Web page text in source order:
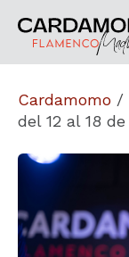
Cardamomo /
del 12 al 18